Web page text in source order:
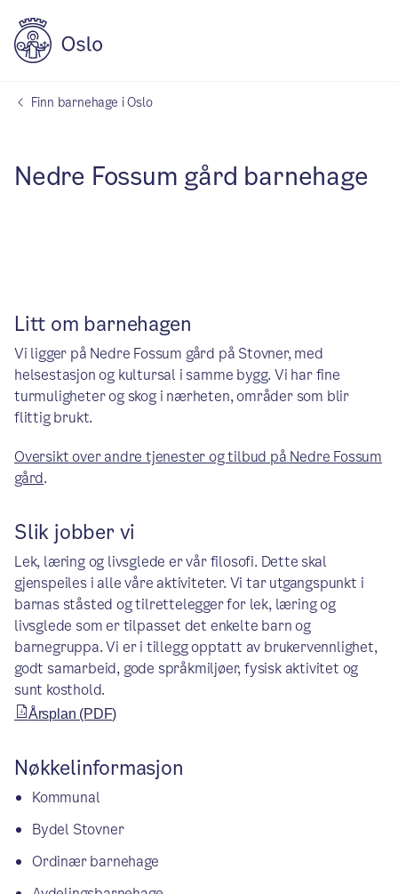
Finn barnehage i Oslo
Nedre Fossum gård barnehage
Litt om barnehagen
Vi ligger på Nedre Fossum gård på Stovner, med
helsestasjon og kultursal i samme bygg. Vi har fine
turmuligheter og skog i nærheten, områder som blir
flittig brukt.
Oversikt over andre tjenester og tilbud på Nedre Fossum
gård.
Slik jobber vi
Lek, læring og livsglede er vår filosofi. Dette skal
gjenspeiles i alle våre aktiviteter. Vi tar utgangspunkt i
barnas ståsted og tilrettelegger for lek, læring og
livsglede som er tilpasset det enkelte barn og
barnegruppa. Vi er i tillegg opptatt av brukervennlighet,
godt samarbeid, gode språkmiljøer, fysisk aktivitet og
sunt kosthold.
Årsplan (PDF)
Nøkkelinformasjon
Kommunal
Bydel Stovner
Ordinær barnehage